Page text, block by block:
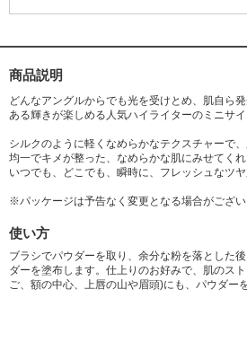
商品説明
どんなアングルからでも光を受けとめ、肌自ら
ある輝きが楽しめる人気ハイライターのミニサイ
シルクのように軽くなめらかなテクスチャーで
均一でキメが整った、なめらかな肌にみせてく
いつでも、どこでも、瞬時に、フレッシュなツヤ
※パッケージは予告なく変更となる場合がござい
使い方
ブラシでパウダーを取り、余分な粉を落とした
ダーを塗布します。仕上りのお好みで、肌のス
ご、額の中心、上唇の山や眉頭)にも、パウダー